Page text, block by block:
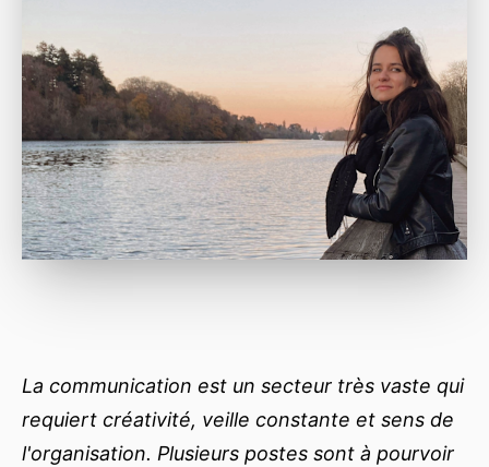
La communication est un secteur très vaste qui
requiert créativité, veille constante et sens de
l'organisation. Plusieurs postes sont à pourvoir